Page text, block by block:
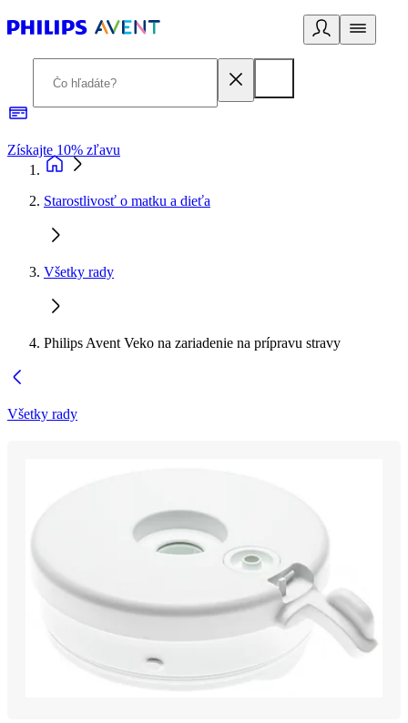
Získajte 10% zľavu
Starostlivosť o matku a dieťa
Všetky rady
Philips Avent Veko na zariadenie na prípravu stravy
Všetky rady